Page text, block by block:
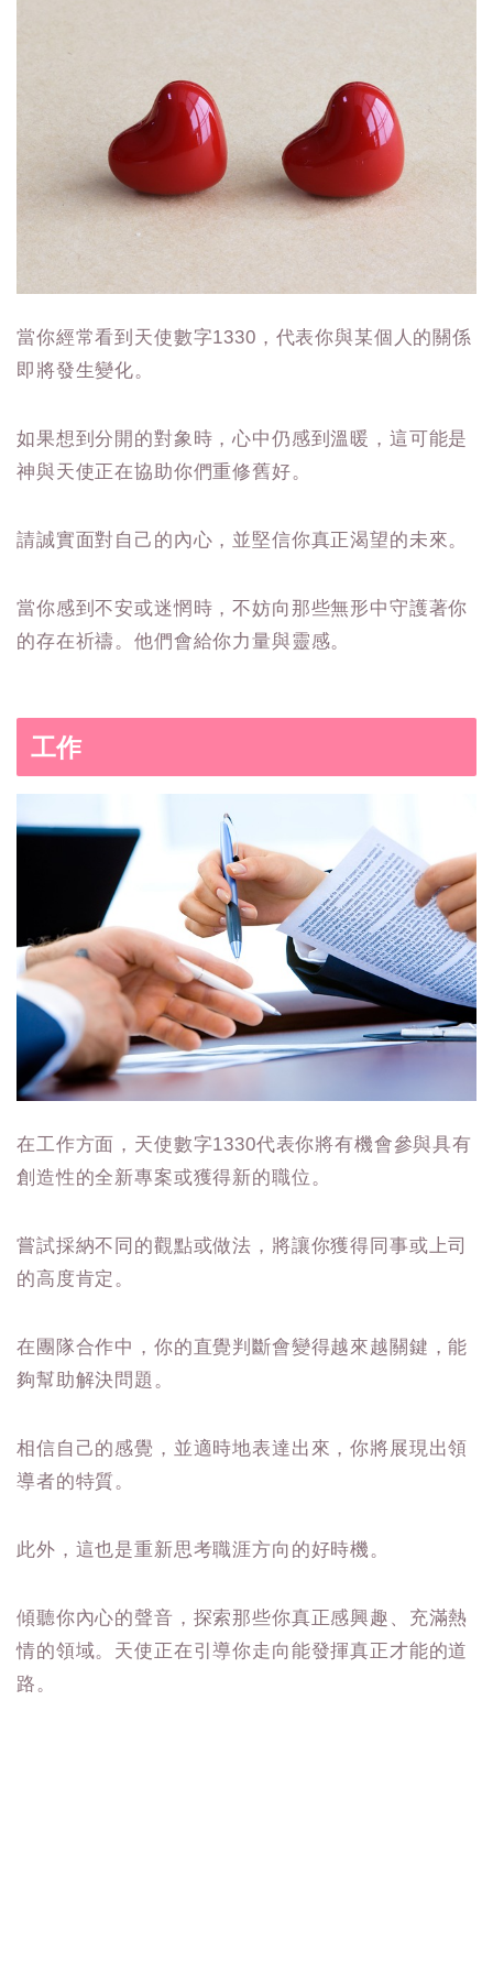
當你經常看到天使數字1330，代表你與某個人的關係
即將發生變化。
如果想到分開的對象時，心中仍感到溫暖，這可能是
神與天使正在協助你們重修舊好。
請誠實面對自己的內心，並堅信你真正渴望的未來。
當你感到不安或迷惘時，不妨向那些無形中守護著你
的存在祈禱。他們會給你力量與靈感。
工作
在工作方面，天使數字1330代表你將有機會參與具有
創造性的全新專案或獲得新的職位。
嘗試採納不同的觀點或做法，將讓你獲得同事或上司
的高度肯定。
在團隊合作中，你的直覺判斷會變得越來越關鍵，能
夠幫助解決問題。
相信自己的感覺，並適時地表達出來，你將展現出領
導者的特質。
此外，這也是重新思考職涯方向的好時機。
傾聽你內心的聲音，探索那些你真正感興趣、充滿熱
情的領域。天使正在引導你走向能發揮真正才能的道
路。